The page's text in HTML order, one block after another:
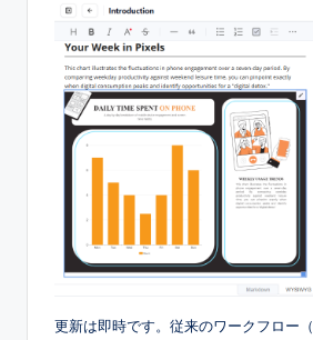
更新は即時です。従来のワークフロー